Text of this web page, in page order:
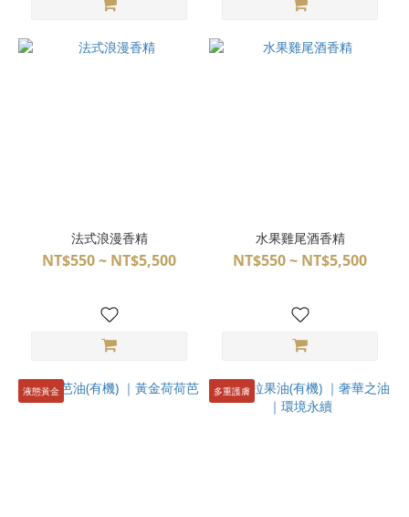
法式浪漫香精
NT$550 ~ NT$5,500
水果雞尾酒香精
NT$550 ~ NT$5,500
液態黃金 多重護膚